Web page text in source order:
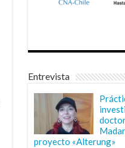
Entrevista
proyecto «Alterung»